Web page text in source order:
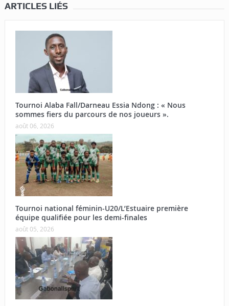
ARTICLES LIÉS
Tournoi Alaba Fall/Darneau Essia Ndong : « Nous
sommes fiers du parcours de nos joueurs ».
août 06, 2026
Tournoi national féminin-U20/L’Estuaire première
équipe qualifiée pour les demi-finales
août 05, 2026